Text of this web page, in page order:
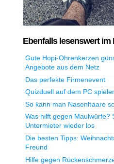
Ebenfalls lesenswert im
Gute Hopi-Ohrenkerzen
Angebote aus dem Netz
Das perfekte Firmenevent
Quizduell auf dem PC
So kann man Nasenhaare
Was hilft gegen Maulwürfe?
Untermieter wieder los
Die besten Tipps:
Freund
Hilfe gegen